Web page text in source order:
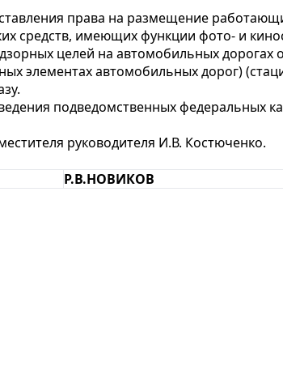
права на размещение
средств, имеющих функции фото- и
целей на автомобильных дорогах
элементах автомобильных дорог)
подведомственных федеральных
руководителя И.В. Костюченко.
Р.В.НОВИКОВ